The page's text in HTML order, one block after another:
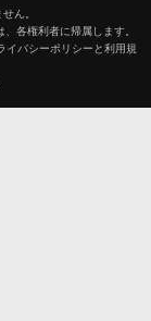
ん。
各権利者に帰属します。
イバシーポリシーと利用規